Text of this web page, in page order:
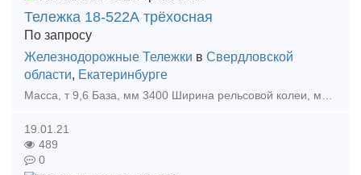
Тележка 18-522А трёхосная
По запросу
Железнодорожные Тележки в Свердловской
области, Екатеринбурге
19.01.21
489
0